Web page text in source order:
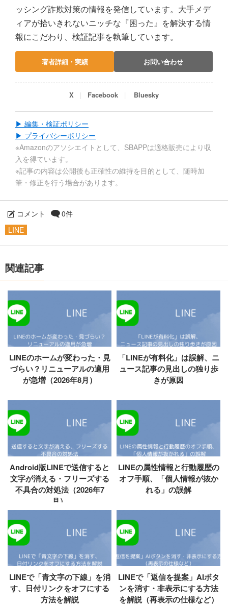
ッシング詐欺対策の情報を発信しています。大手メデ
ィアが拾いきれないニッチな『困った』を解決する情
報にこだわり、検証記事を執筆しています。
著者詳細・実績 お問い合わせ
X Facebook Bluesky
▶ 編集・検証ポリシー
▶ プライバシーポリシー
※Amazonのアソシエイトとして、SBAPPは適格販売により収
入を得ています。
※記事の内容は公開後も正確性の維持を目的として、随時加
筆・修正を行う場合があります。
コメント
0件
LINE
関連記事
LINEのホームが変わった・見
づらい？リニューアルの適用
が急増（2026年8月）
「LINEが有料化」は誤解、ニ
ュース記事の見出しの独り歩
きが原因
Android版LINEで送信すると
文字が消える・フリーズする
不具合の対処法（2026年7
月）
LINEの属性情報と行動履歴の
オフ手順、「個人情報が抜か
れる」の誤解
LINEで「青文字の下線」を消
す、日付リンクをオフにする
方法を解説
LINEで「返信を提案」AIボタ
ンを消す・非表示にする方法
を解説（再表示の仕様など）